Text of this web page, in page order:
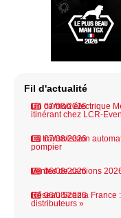
Fil d'actualité
07/08/2026
Un camion électrique
itinérant chez LCR-
07/08/2026
La transmission
pompier
06/08/2026
Ventes de camions
06/08/2026
Réseau Scania France
distributeurs »